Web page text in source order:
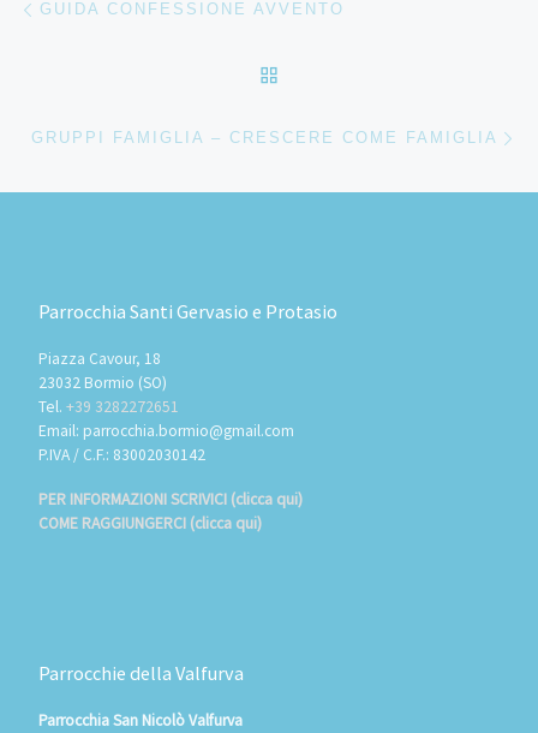
GUIDA CONFESSIONE AVVENTO
GRUPPI FAMIGLIA – CRESCERE COME FAMIGLIA
Parrocchia Santi Gervasio e Protasio
Piazza Cavour, 18
23032 Bormio (SO)
Tel. +39 3282272651
Email: parrocchia.bormio@gmail.com
P.IVA / C.F.: 83002030142
PER INFORMAZIONI SCRIVICI (clicca qui)
COME RAGGIUNGERCI (clicca qui)
Parrocchie della Valfurva
Parrocchia San Nicolò Valfurva